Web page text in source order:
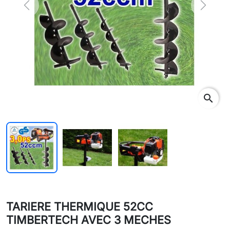
Previous Next
search
TARIERE THERMIQUE 52CC
TIMBERTECH AVEC 3 MECHES